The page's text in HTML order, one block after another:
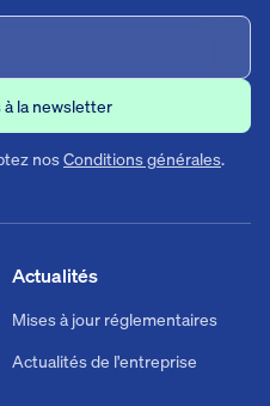
nosConditions générales.
Actualités
Mises à jour réglementaires
Actualités de l'entreprise